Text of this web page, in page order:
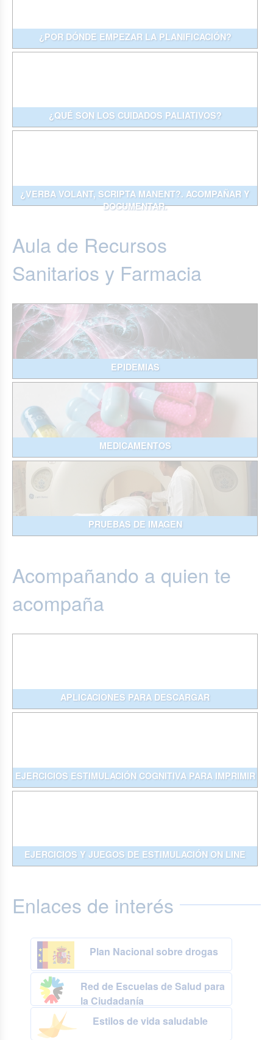
¿POR DÓNDE EMPEZAR LA PLANIFICACIÓN?
¿QUÉ SON LOS CUIDADOS PALIATIVOS?
¿VERBA VOLANT, SCRIPTA MANENT?. ACOMPAÑAR Y
DOCUMENTAR.
Aula de Recursos
Sanitarios y Farmacia
EPIDEMIAS
MEDICAMENTOS
PRUEBAS DE IMAGEN
Acompañando a quien te
acompaña
APLICACIONES PARA DESCARGAR
EJERCICIOS ESTIMULACIÓN COGNITIVA PARA IMPRIMIR
EJERCICIOS Y JUEGOS DE ESTIMULACIÓN ON LINE
Enlaces de interés
Plan Nacional sobre drogas
Red de Escuelas de Salud para
la Ciudadanía
Estilos de vida saludable